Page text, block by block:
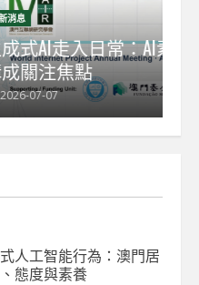
素養與新數碼鴻
人工智能行為：澳門居
態度與素養